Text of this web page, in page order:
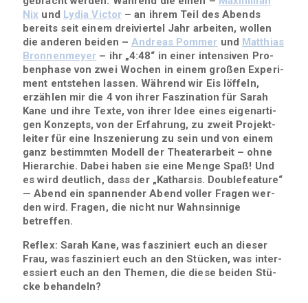
Nix und Lydia Vic­tor – an ihrem Teil des Abends
bereits seit einem drei­vier­tel Jahr arbei­ten, wol­len
die ande­ren bei­den –Andreas Pom­mer und Mat­thias
Bron­nen­meyer – ihr „4:48“ in einer inten­si­ven Pro­
ben­phase von zwei Wochen in einem gro­ßen Expe­ri­
ment ent­ste­hen las­sen. Wäh­rend wir Eis löf­feln,
erzäh­len mir die 4 von ihrer Fas­zi­na­tion für Sarah
Kane und ihre Texte, von ihrer Idee eines eigen­ar­ti­
gen Kon­zepts, von der Erfah­rung, zu zweit Pro­jekt­
lei­ter für eine Insze­nie­rung zu sein und von einem
ganz bestimm­ten Modell der Thea­ter­ar­beit – ohne
Hier­ar­chie. Dabei haben sie eine Menge Spaß! Und
es wird deut­lich, dass der „Kathar­sis. Dou­ble­fea­ture“
— Abend ein span­nen­der Abend vol­ler Fra­gen wer­
den wird. Fra­gen, die nicht nur Wahn­sin­nige
betreffen.
Reflex: Sarah Kane, was fas­zi­niert euch an die­ser
Frau, was fas­zi­niert euch an den Stü­cken, was inter­
es­siert euch an den The­men, die diese bei­den Stü­
cke behandeln?